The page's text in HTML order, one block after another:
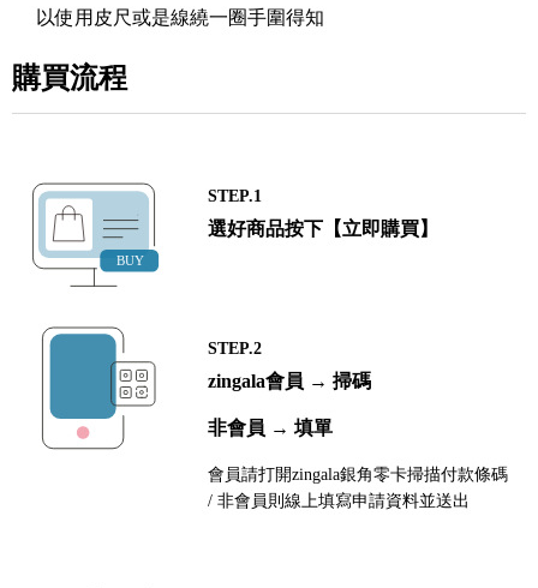
以使用皮尺或是線繞一圈手圍得知
購買流程
STEP.1
選好商品按下【立即購買】
STEP.2
zingala會員 → 掃碼
非會員 → 填單
會員請打開zingala銀角零卡掃描付款條碼
/ 非會員則線上填寫申請資料並送出